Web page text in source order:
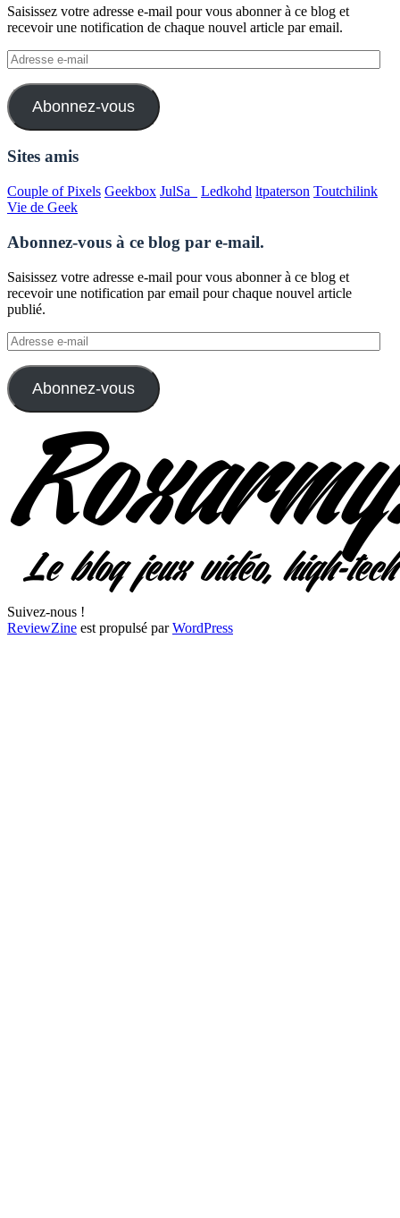
Saisissez votre adresse e-mail pour vous abonner à ce blog et
recevoir une notification de chaque nouvel article par email.
Adresse
e-
mail
Abonnez-vous
Sites amis
Couple of Pixels Geekbox JulSa_ Ledkohd ltpaterson Toutchilink
Vie de Geek
Abonnez-vous à ce blog par e-mail.
Saisissez votre adresse e-mail pour vous abonner à ce blog et
recevoir une notification par email pour chaque nouvel article
publié.
Adresse
e-
mail
Abonnez-vous
Suivez-nous !
ReviewZine est propulsé parWordPress